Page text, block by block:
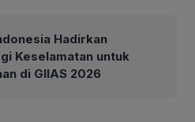
Hadirkan
Keselamatan untuk
di GIIAS 2026